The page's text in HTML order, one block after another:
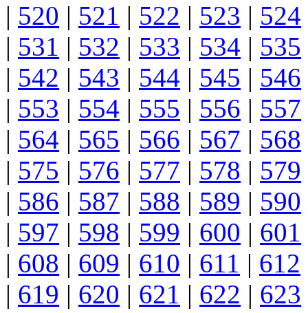
| 520 | 521 | 522 | 523 | 524
| 531 | 532 | 533 | 534 | 535
| 542 | 543 | 544 | 545 | 546
| 553 | 554 | 555 | 556 | 557
| 564 | 565 | 566 | 567 | 568
| 575 | 576 | 577 | 578 | 579
| 586 | 587 | 588 | 589 | 590
| 597 | 598 | 599 | 600 | 601
| 608 | 609 | 610 | 611 | 612
| 619 | 620 | 621 | 622 | 623